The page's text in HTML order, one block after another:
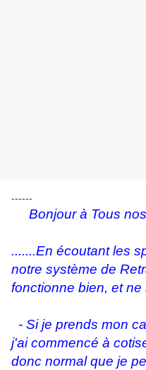
------
Bonjour à Tous
.......En écoutant les
notre système de
fonctionne bien, et
- Si je prends mon
j'ai commencé à
donc normal que je